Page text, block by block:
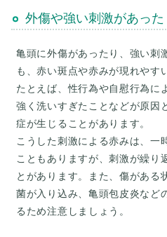
外傷や強い刺激があった
亀頭に外傷があったり、強い刺
も、赤い斑点や赤みが現れやす
たとえば、性行為や自慰行為に
強く洗いすぎたことなどが原因
症が生じることがあります。
こうした刺激による赤みは、一
こともありますが、刺激が繰り
とがあります。また、傷がある
菌が入り込み、亀頭包皮炎など
るため注意しましょう。